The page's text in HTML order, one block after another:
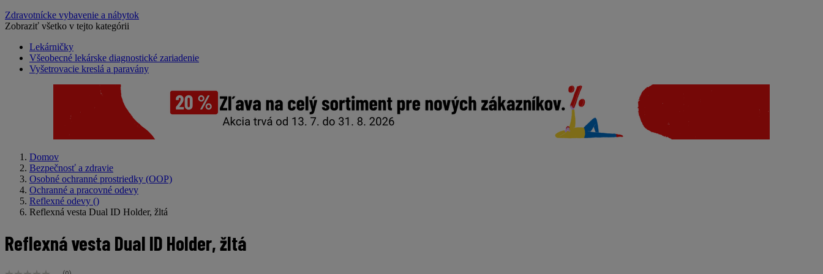
Zdravotnícke vybavenie a nábytok
Zobraziť všetko v tejto kategórii
Lekárničky
Všeobecné lekárske diagnostické zariadenie
Vyšetrovacie kreslá a paravány
Domov
Bezpečnosť a zdravie
Osobné ochranné prostriedky (OOP)
Ochranné a pracovné odevy
Reflexné odevy ()
Reflexná vesta Dual ID Holder, žltá
Reflexná vesta Dual ID Holder, žltá